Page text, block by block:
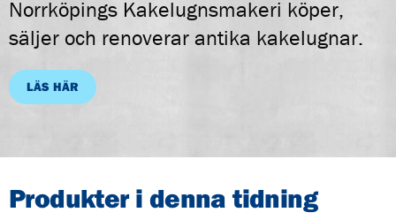
Norrköpings Kakelugnsmakeri köper,
säljer och renoverar antika kakelugnar.
LÄS HÄR
Produkter i denna tidning